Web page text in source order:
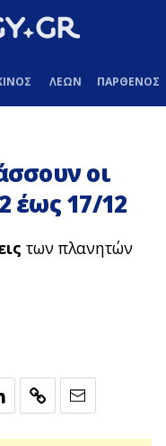
ΛΕΩΝ ΠΑΡΘΕΝΟΣ
οι
έως 17/12
των πλανητών